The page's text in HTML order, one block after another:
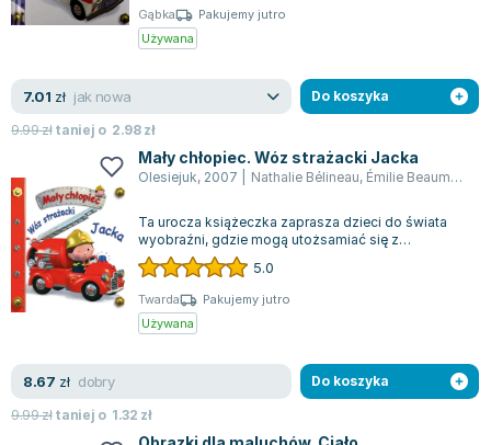
Gąbka
Pakujemy jutro
Używana
7.01 zł jak nowa
9.99złtaniej o 2.98zł
Do koszyka
Mały chłopiec. Wóz strażacki Jacka
Olesiejuk, 2007 Nathalie Bélineau, Émilie Beaumont
Ta urocza książeczka zaprasza dzieci do świata
wyobraźni, gdzie mogą utożsamiać się z
bohaterami i eksplorować ich przygody. Dzięk...
5.0
Twarda
Pakujemy jutro
Używana
8.67 zł dobry
9.99złtaniej o 1.32 zł
Do koszyka